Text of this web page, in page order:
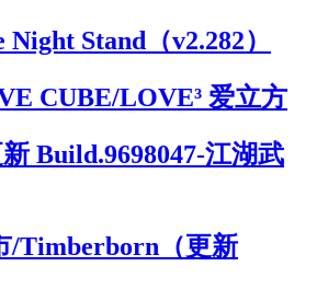
Stand（v2.282）
CUBE/LOVE³ 爱立方
Build.9698047-江湖武
/Timberborn（更新